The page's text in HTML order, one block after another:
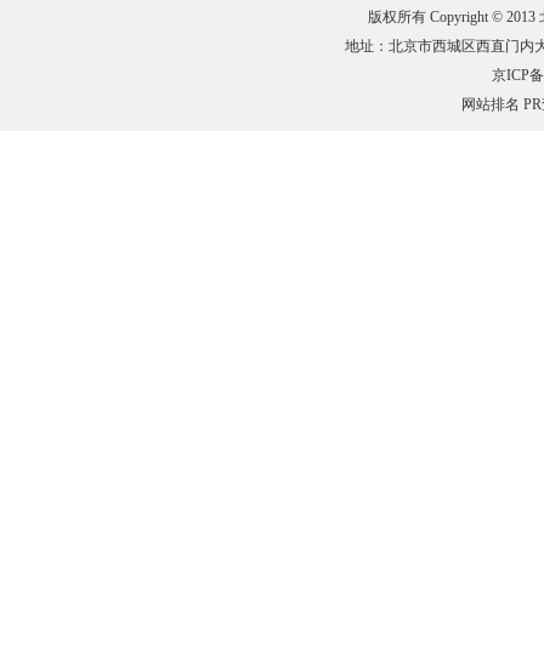
版权所有 Copyright © 2013
地址：北京市西城区西直门内
京ICP
网站排名